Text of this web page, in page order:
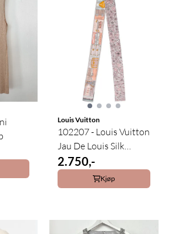
Louis Vuitton
102207 - Louis Vuitton
Jau De Louis Silk
Bandeau
2.750,-
Kjøp